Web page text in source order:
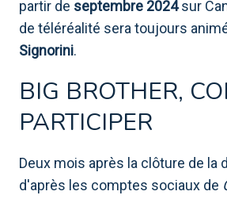
partir de septembre 2024sur
de téléréalité sera toujours
Signorini.
BIG BROTHER,
PARTICIPER
Deux mois après la clôture de la
d'après les comptes sociaux de